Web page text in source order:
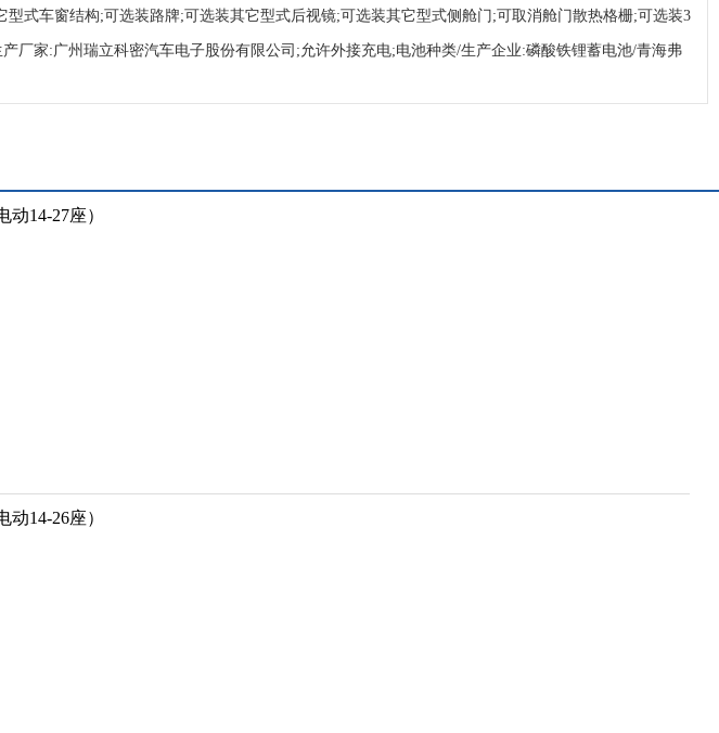
式车窗结构;可选装路牌;可选装其它型式后视镜;可选装其它型式侧舱门;可取消舱门散热格栅;可选装3
厂家:广州瑞立科密汽车电子股份有限公司;允许外接充电;电池种类/生产企业:磷酸铁锂蓄电池/青海弗
14-27座）
14-26座）